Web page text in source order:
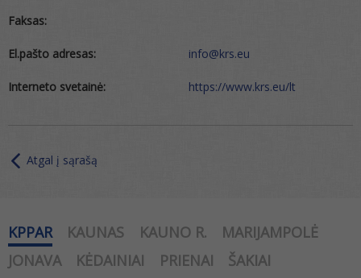
Faksas:
El.pašto adresas:
Interneto svetainė:
info@krs.eu
https://www.krs.eu/lt
Atgal į sąrašą
KPPAR KAUNAS KAUNO R.
MARIJAMPOLĖ
JONAVA
KĖDAINIAI PRIENAI
ŠAKIAI